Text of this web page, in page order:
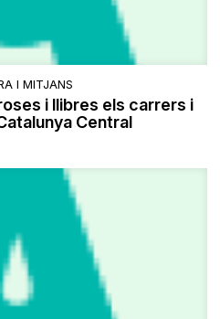
I MITJANS
i llibres els carrers i
Central